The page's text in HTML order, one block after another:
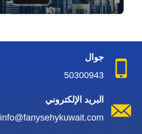
جوال
50300943
البريد الإلكتروني
info@fanysehykuwait.com